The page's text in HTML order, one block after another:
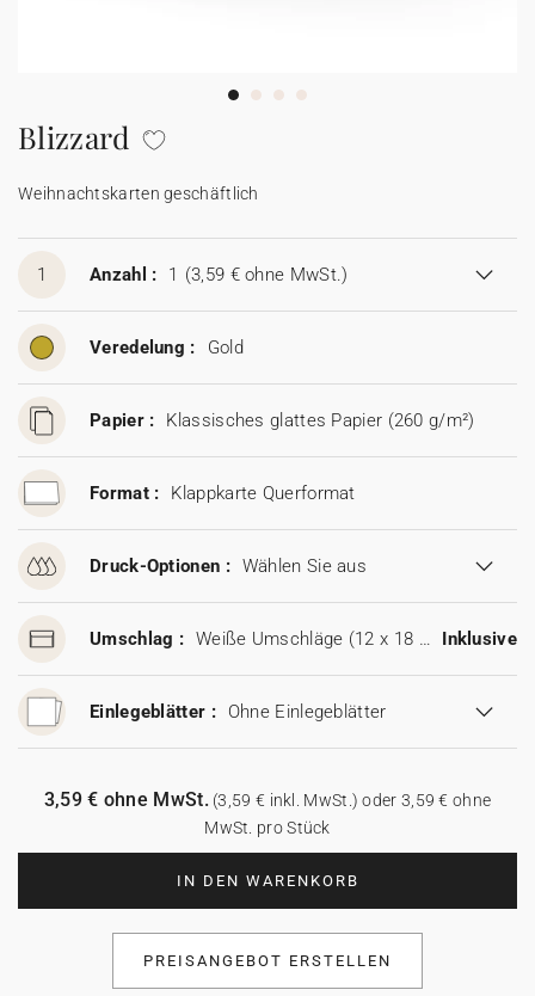
Aufkleber
Blizzard
Weihnachtskarten geschäftlich
1 Anzahl : 1 (3,59 € ohne MwSt.)
Veredelung : Gold
Papier : Klassisches glattes Papier (260 g/m²)
Format : Klappkarte Querformat
Druck-Optionen : Wählen Sie aus
Umschlag : Weiße Umschläge (12 x 18 cm) Inklusive
Einlegeblätter : Ohne Einlegeblätter
IN DEN WARENKORB
3,59 € ohne MwSt.(3,59 € inkl. MwSt.) oder 3,59 € ohne
MwSt. pro Stück
PREISANGEBOT ERSTELLEN